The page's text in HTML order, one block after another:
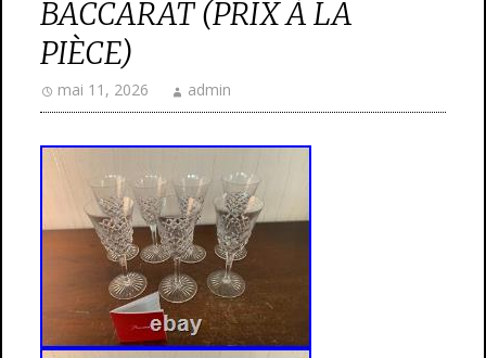
BACCARAT (PRIX À LA
PIÈCE)
mai 11, 2026 admin